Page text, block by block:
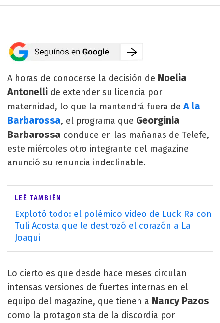
A horas de conocerse la decisión de Noelia
Antonelli de extender su licencia por
maternidad, lo que la mantendrá fuera de A la
Barbarossa, el programa que Georginia
Barbarossa conduce en las mañanas de Telefe,
este miércoles otro integrante del magazine
anunció su renuncia indeclinable.
LEÉ TAMBIÉN
Explotó todo: el polémico video de Luck Ra con
Tuli Acosta que le destrozó el corazón a La
Joaqui
Lo cierto es que desde hace meses circulan
intensas versiones de fuertes internas en el
equipo del magazine, que tienen a Nancy Pazos
como la protagonista de la discordia por